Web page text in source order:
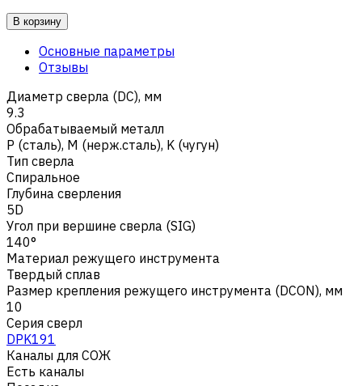
В корзину
Основные параметры
Отзывы
Диаметр сверла (DC), мм
9.3
Обрабатываемый металл
Р (сталь), M (нерж.сталь), K (чугун)
Тип сверла
Спиральное
Глубина сверления
5D
Угол при вершине сверла (SIG)
140°
Материал режущего инструмента
Твердый сплав
Размер крепления режущего инструмента (DCON), мм
10
Серия сверл
DPK191
Каналы для СОЖ
Есть каналы